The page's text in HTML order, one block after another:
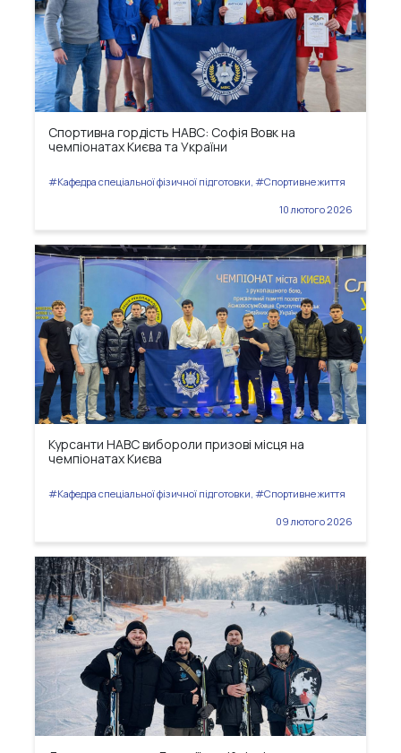
Спортивна гордість НАВС: Софія Вовк на
чемпіонатах Києва та України
#Кафедра спеціальної фізичної підготовки, #Спортивне життя
10 лютого 2026
Курсанти НАВС вибороли призові місця на
чемпіонатах Києва
#Кафедра спеціальної фізичної підготовки, #Спортивне життя
09 лютого 2026